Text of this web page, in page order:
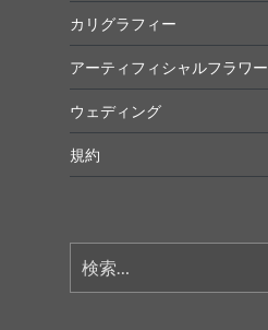
カリグラフィー
アーティフィシャルフラワー
ウェディング
規約
索: